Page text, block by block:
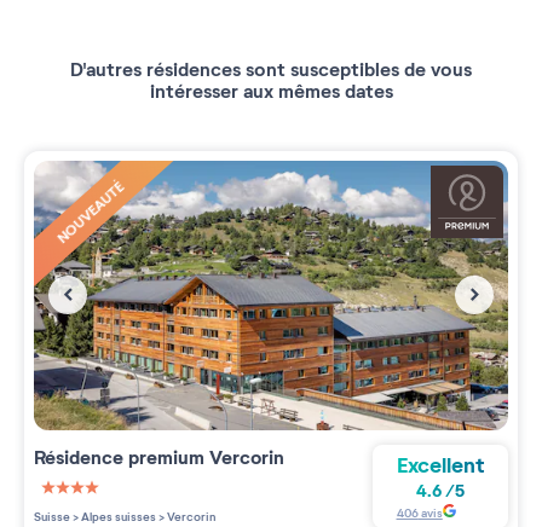
D'autres résidences sont susceptibles de vous
intéresser aux mêmes dates
NOUVEAUTÉ
Résidence premium Vercorin
4 étoiles sur 5
Suisse>Alpes suisses>Vercorin
Excellent
4.6 /5
406avis